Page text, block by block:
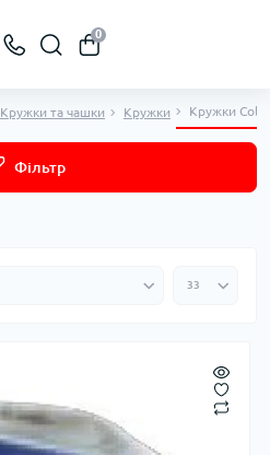
0
Кружки та чашки Кружки Кружки
Фільтр